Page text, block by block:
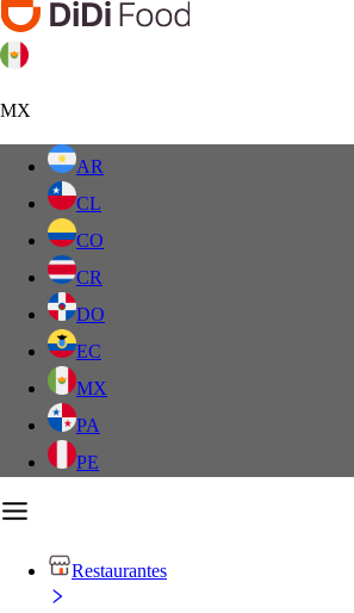
MX
AR
CL
CO
CR
DO
EC
MX
PA
PE
Restaurantes